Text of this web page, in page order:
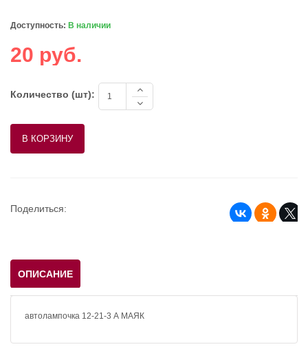
Доступность: В наличии
20 руб.
Количество (шт):
Поделиться:
ОПИСАНИЕ
автолампочка 12-21-3 А МАЯК